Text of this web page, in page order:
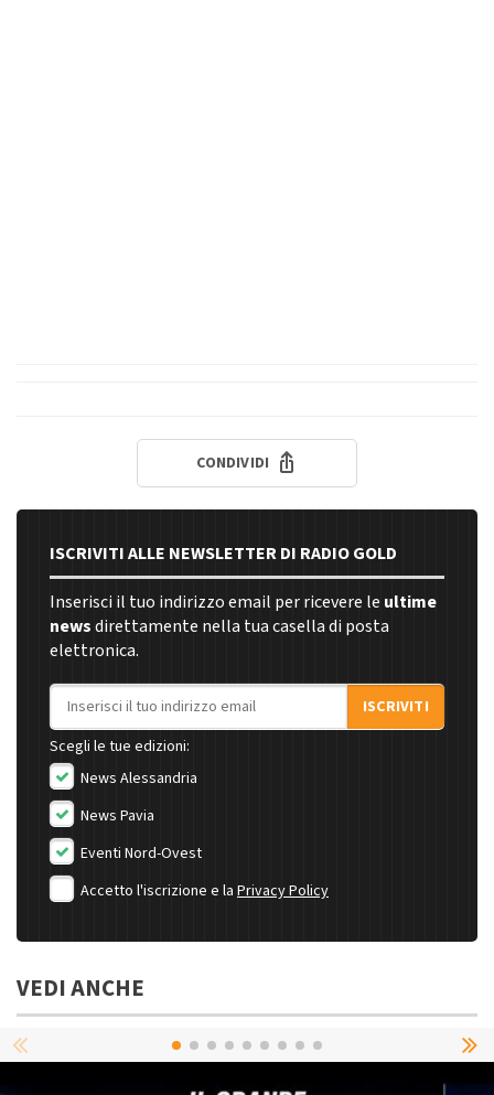
CONDIVIDI
ISCRIVITI ALLE NEWSLETTER DI RADIO GOLD
Inserisci il tuo indirizzo email per ricevere le ultime
newsdirettamente nella tua casella di posta
elettronica.
Indirizzo email
ISCRIVITI
Scegli le tue edizioni:
News Alessandria
News Pavia
Eventi Nord-Ovest
Accetto l'iscrizione e la Privacy Policy
VEDI ANCHE